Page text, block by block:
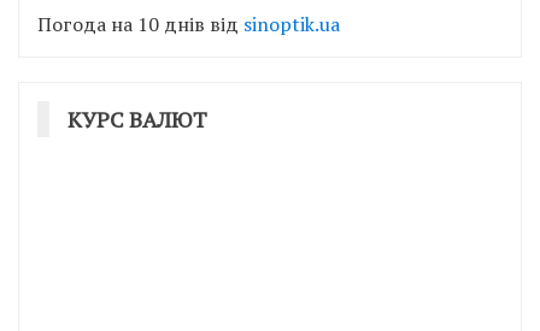
Погода на 10 днів від sinoptik.ua
КУРС ВАЛЮТ